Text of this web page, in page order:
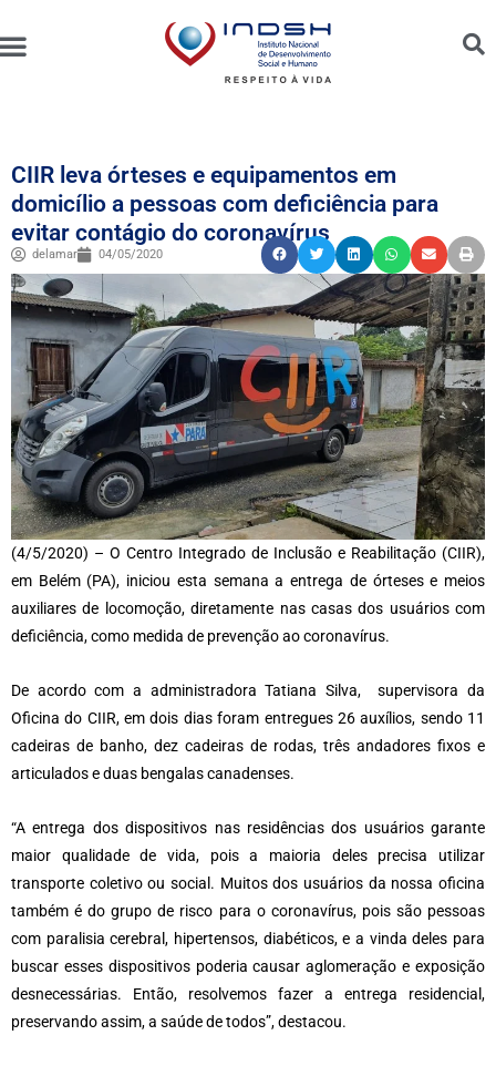
CIIR leva órteses e equipamentos em
domicílio a pessoas com deficiência para
evitar contágio do coronavírus
delamar 04/05/2020
(4/5/2020) – O Centro Integrado de Inclusão e Reabilitação (CIIR),
em Belém (PA), iniciou esta semana a entrega de órteses e meios
auxiliares de locomoção, diretamente nas casas dos usuários com
deficiência, como medida de prevenção ao coronavírus.
De acordo com a administradora Tatiana Silva, supervisora da
Oficina do CIIR, em dois dias foram entregues 26 auxílios, sendo 11
cadeiras de banho, dez cadeiras de rodas, três andadores fixos e
articulados e duas bengalas canadenses.
“A entrega dos dispositivos nas residências dos usuários garante
maior qualidade de vida, pois a maioria deles precisa utilizar
transporte coletivo ou social. Muitos dos usuários da nossa oficina
também é do grupo de risco para o coronavírus, pois são pessoas
com paralisia cerebral, hipertensos, diabéticos, e a vinda deles para
buscar esses dispositivos poderia causar aglomeração e exposição
desnecessárias. Então, resolvemos fazer a entrega residencial,
preservando assim, a saúde de todos”, destacou.